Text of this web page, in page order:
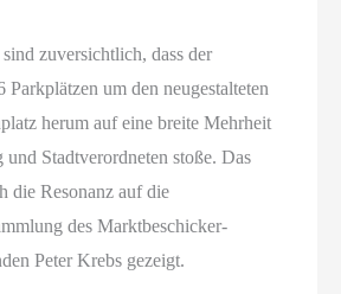
zuversichtlich, dass der
Parkplätzen um den neugestalteten
herum auf eine breite Mehrheit
Stadtverordneten stoße. Das
die Resonanz auf die
des Marktbeschicker-
Peter Krebs gezeigt.